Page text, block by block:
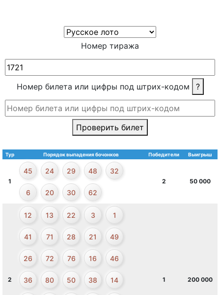
Номер тиража
Номер билета или цифры под штрих-кодом ?
Проверить билет
Тур Порядок выпадения бочонков Победители Выигрыш
1
45 24 29 48 32
6 20 30 62
2 50 000
2
12 13 22 3 1
41 71 28 21 49
26 72 76 16 46
36 80 50 38 14 1 200 000